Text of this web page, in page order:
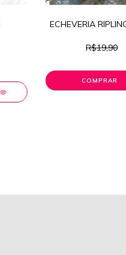
ECHEVERIA
R$19,90